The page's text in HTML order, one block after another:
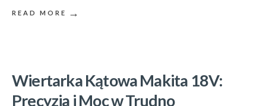
READ MORE →
Wiertarka Kątowa Makita 18V:
Precyzja i Moc w Trudno